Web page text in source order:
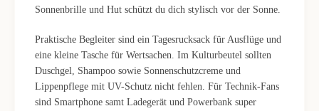
Sonnenbrille und Hut schützt du dich stylisch vor der Sonne.
Praktische Begleiter sind ein Tagesrucksack für Ausflüge und
eine kleine Tasche für Wertsachen. Im Kulturbeutel sollten
Duschgel, Shampoo sowie Sonnenschutzcreme und
Lippenpflege mit UV-Schutz nicht fehlen. Für Technik-Fans
sind Smartphone samt Ladegerät und Powerbank super